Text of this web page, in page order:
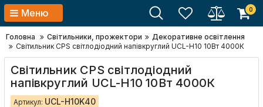
Меню 0
Головна Світильники, прожектори
Декоративне освітлення
Світильник CPS світлодіодний напівкруглий UCL-H10 10Вт 4000К
Світильник CPS світлодіодний
напівкруглий UCL-H10 10Вт 4000К
Артикул: UCL-H10K40